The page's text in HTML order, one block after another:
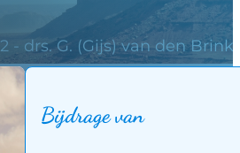
- drs. G. (Gijs) van den Brink
Bijdrage van